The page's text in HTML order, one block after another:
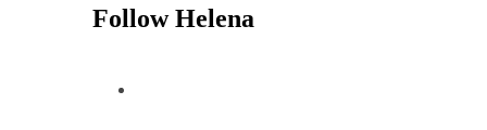
Follow Helena